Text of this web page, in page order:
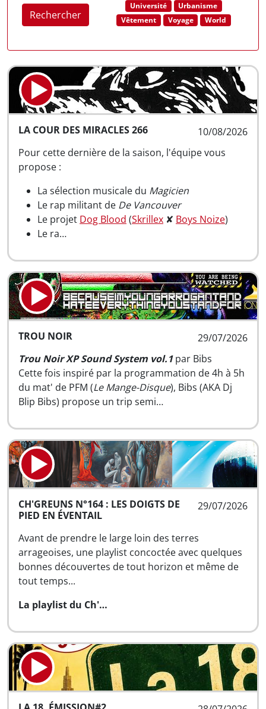
Rechercher
Université
Urbanisme
Vêtement
Voyage World
10/08/2026
LA COUR DES MIRACLES 266
Pour cette dernière de la saison, l'équipe vous
propose :
La sélection musicale du Magicien
Le rap militant de De Vancouver
Le projet Dog Blood (Skrillex ✘ Boys Noize)
Le ra…
29/07/2026
TROU NOIR
Trou Noir XP Sound System vol.1par Bibs
Cette fois inspiré par la programmation de 4h à 5h
du mat' de PFM (Le Mange-Disque), Bibs (AKA Dj
Blip Bibs) propose un trip semi…
29/07/2026
CH'GREUNS N°164 : LES DOIGTS DE
PIED EN ÉVENTAIL
Avant de prendre le large loin des terres
arrageoises, une playlist concoctée avec quelques
bonnes découvertes de tout horizon et même de
tout temps...
La playlist du Ch'…